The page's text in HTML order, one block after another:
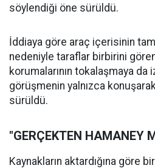
söylendiği öne sürüldü.
İddiaya göre araç içerisinin
nedeniyle taraflar birbirini
korumalarının tokalaşmaya da
görüşmenin yalnızca
sürüldü.
"GERÇEKTEN HAMANEY
Kaynakların aktardığına göre